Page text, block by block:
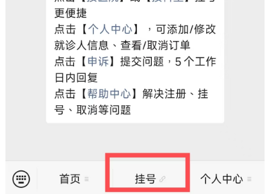
ENGLISH 한국어
DEUTSCH FRANÇAIS РУССКИЙ ЯЗЫК
ESPAÑOL
ITALIANO